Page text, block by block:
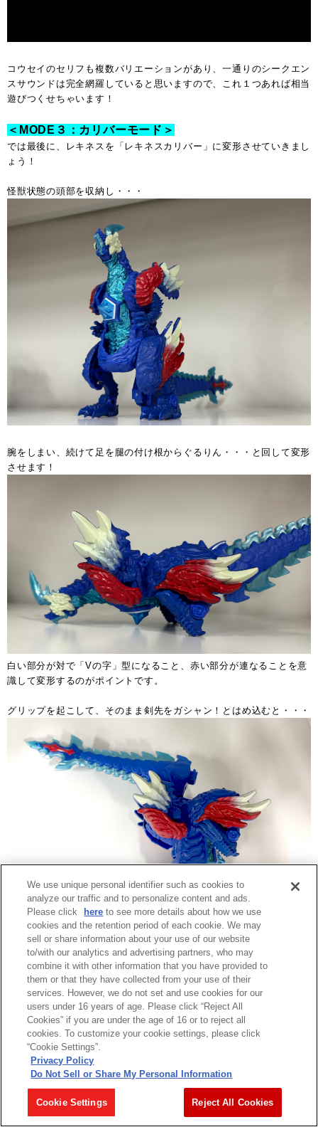
コウセイのセリフも複数バリエーションがあり、一通りのシークエン
スサウンドは完全網羅していると思いますので、これ１つあれば相当
遊びつくせちゃいます！
＜MODE３：カリバーモード＞
では最後に、レキネスを「レキネスカリバー」に変形させていきまし
ょう！
怪獣状態の頭部を収納し・・・
腕をしまい、続けて足を腿の付け根からぐるりん・・・と回して変形
させます！
白い部分が対で「Vの字」型になること、赤い部分が連なることを意
識して変形するのがポイントです。
グリップを起こして、そのまま剣先をガシャン！とはめ込むと・・・
自動で変形サウンドが鳴り響き、「レキネスカリバー」への変形が完
成します！
We use unique personal identifier such as cookies to
analyze our traffic and to personalize content and ads.
Please click
here to see more details about how we use
cookies and the retention period of each cookie. We may
sell or share information about your use of our website
to/with our analytics and advertising partners, who may
combine it with other information that you have provided to
them or that they have collected from your use of their
services. However, we do not set and use cookies for our
users under 16 years of age. Please click “Reject All
Cookies” if you are under the age of 16 or to reject all
cookies. To customize your cookie settings, please click
“Cookie Settings”.
Privacy Policy
Do Not Sell or Share My Personal Information
Cookie Settings Reject All Cookies